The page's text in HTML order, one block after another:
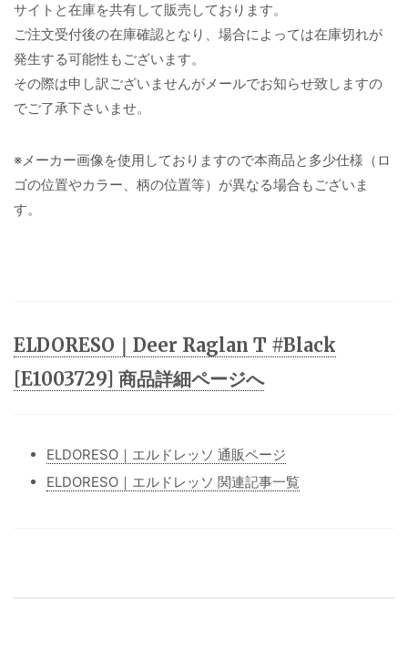
サイトと在庫を共有して販売しております。
ご注文受付後の在庫確認となり、場合によっては在庫切れが
発生する可能性もございます。
その際は申し訳ございませんがメールでお知らせ致しますの
でご了承下さいませ。
※メーカー画像を使用しておりますので本商品と多少仕様（ロ
ゴの位置やカラー、柄の位置等）が異なる場合もございま
す。
ELDORESO｜Deer Raglan T #Black
[E1003729] 商品詳細ページへ
ELDORESO｜エルドレッソ 通販ページ
ELDORESO｜エルドレッソ 関連記事一覧